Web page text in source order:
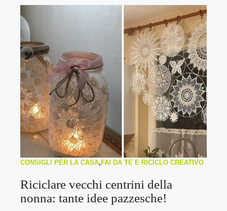
CONSIGLI PER LA CASA,FAI DA TE E RICICLO CREATIVO
Riciclare vecchi centrini della
nonna: tante idee pazzesche!